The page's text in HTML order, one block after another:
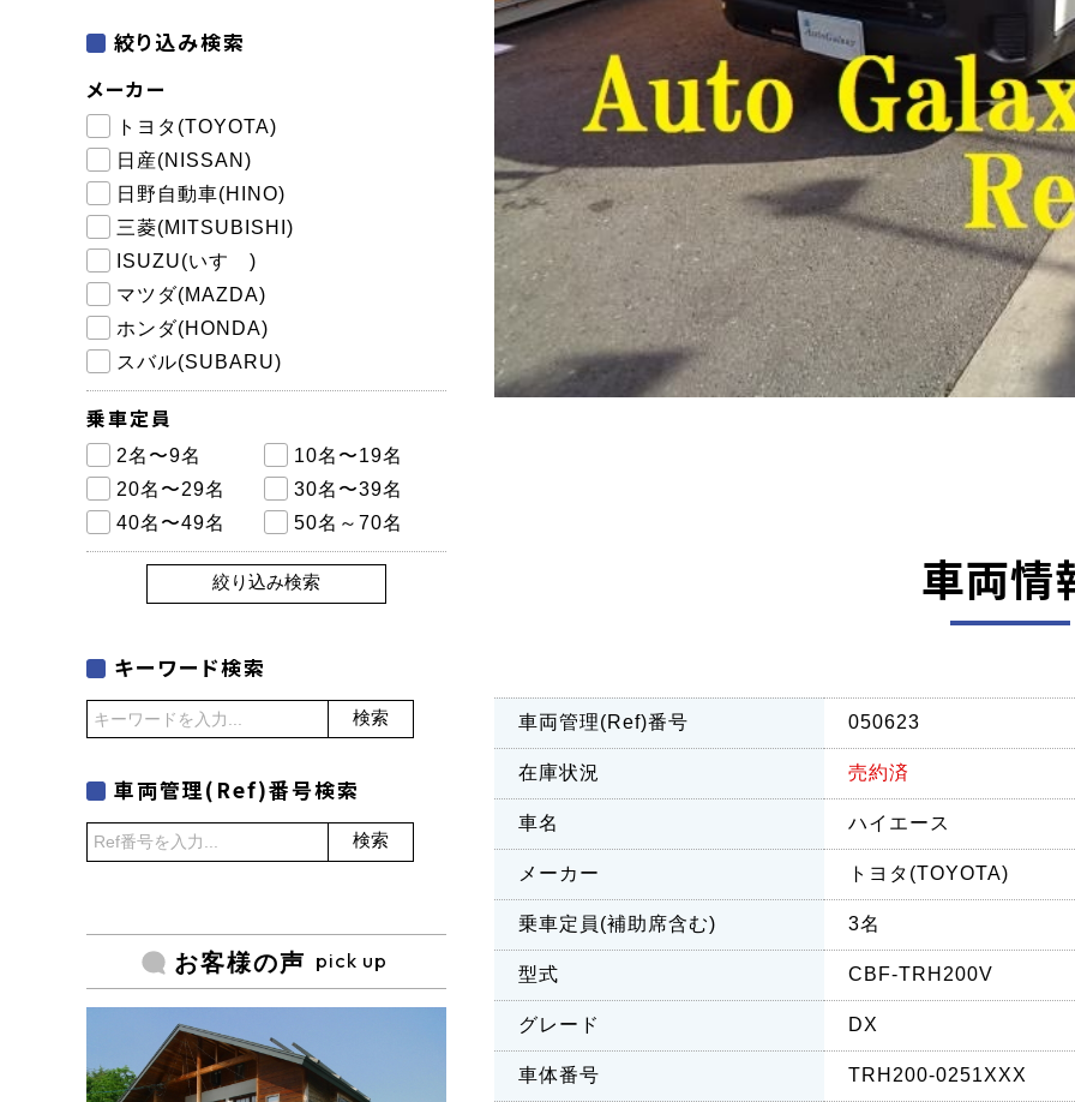
車両情
車両管理(Ref)番号 050623
在庫状況 売約済
車名 ハイエース
メーカー トヨタ(TOYOTA)
乗車定員(補助席含む) 3名
型式 CBF-TRH200V
グレード DX
車体番号 TRH200-0251XXX
絞り込み検索
メーカー
トヨタ(TOYOTA)
日産(NISSAN)
日野自動車(HINO)
三菱(MITSUBISHI)
ISUZU(いすゞ)
マツダ(MAZDA)
ホンダ(HONDA)
スバル(SUBARU)
乗車定員
2名〜9名
10名〜19名
20名〜29名
30名〜39名
40名〜49名
50名～70名
絞り込み検索
キーワード検索
検索
車両管理(Ref)番号検索
検索
お客様の声 pick up